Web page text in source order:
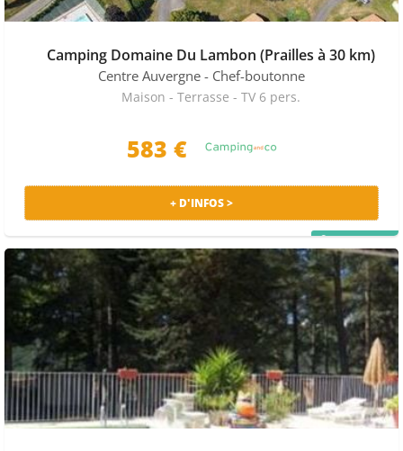
Camping Domaine Du Lambon (Prailles à 30 km)
Centre Auvergne - Chef-boutonne
Maison - Terrasse - TV 6 pers.
583 €
+ D'INFOS >